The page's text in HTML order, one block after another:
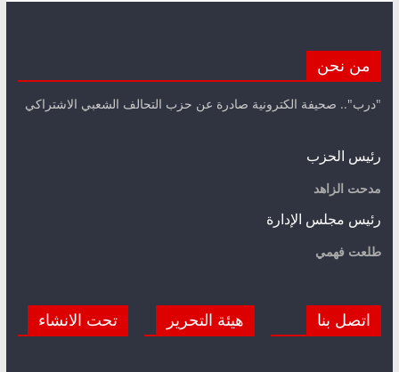
من نحن
"درب".. صحيفة الكترونية صادرة عن حزب التحالف الشعبي الاشتراكي
رئيس الحزب
مدحت الزاهد
رئيس مجلس الإدارة
طلعت فهمي
اتصل بنا هيئة التحرير تحت الانشاء